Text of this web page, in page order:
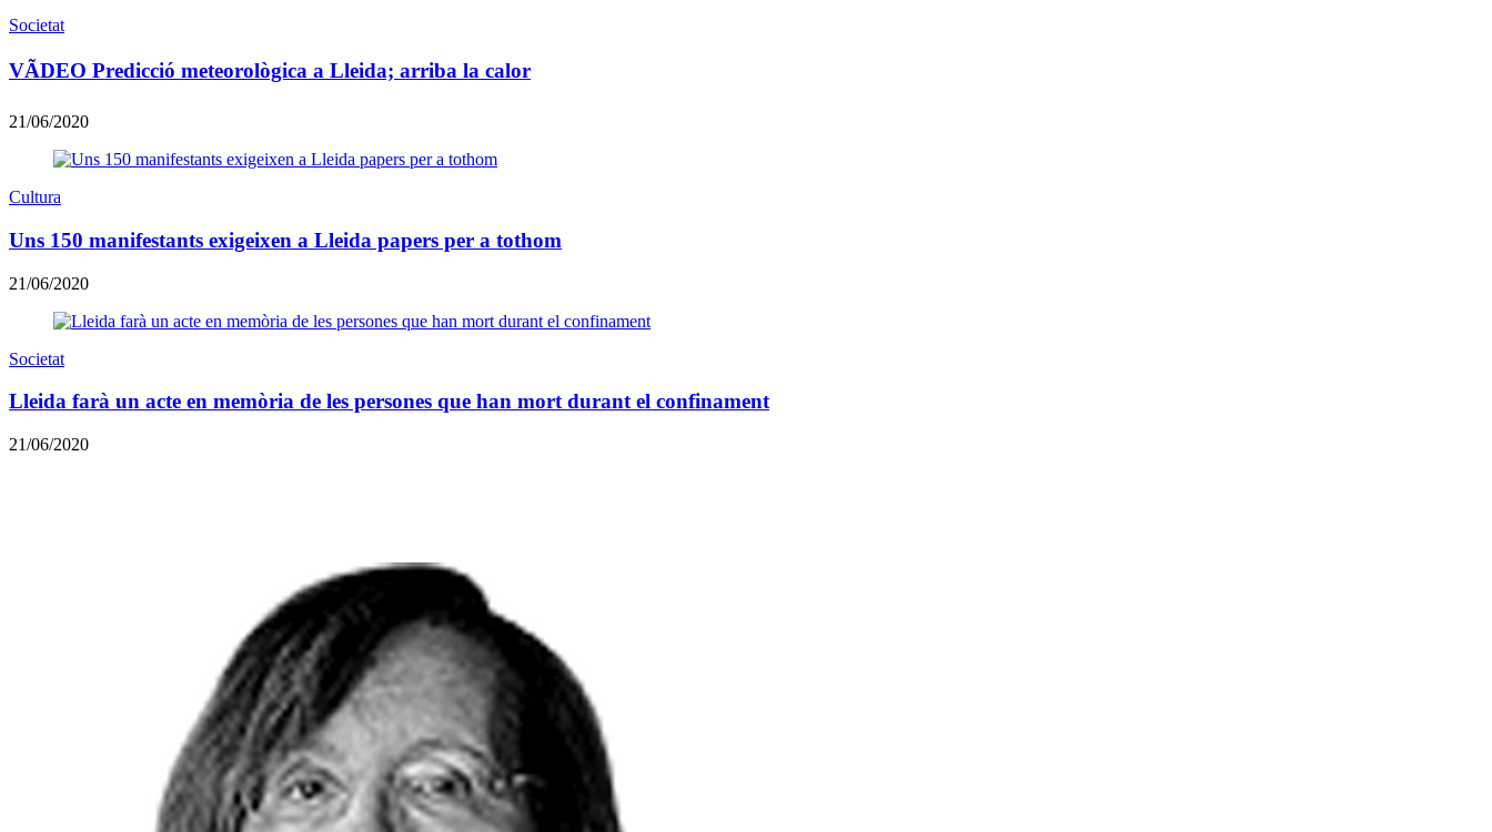
Societat
VÃDEO Predicció meteorològica a Lleida; arriba la calor
21/06/2020
Cultura
Uns 150 manifestants exigeixen a Lleida papers per a tothom
21/06/2020
Societat
Lleida farà un acte en memòria de les persones que han mort durant el confinament
21/06/2020